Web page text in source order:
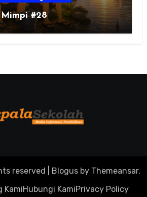
#28
reserved Blogusby Themeansar.
KamiHubungi KamiPrivacy Policy